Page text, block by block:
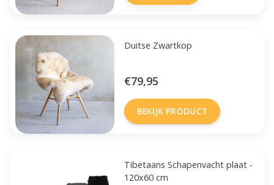
Duitse Zwartkop
€79,95
BEKIJK PRODUCT
Tibetaans Schapenvacht plaat -
120x60 cm